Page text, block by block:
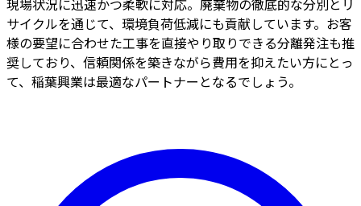
現場状況に迅速かつ柔軟に対応。廃棄物の徹底的な分別とリ
サイクルを通じて、環境負荷低減にも貢献しています。お客
様の要望に合わせた工事を直接やり取りできる分離発注も推
奨しており、信頼関係を築きながら費用を抑えたい方にとっ
て、稲葉興業は最適なパートナーとなるでしょう。